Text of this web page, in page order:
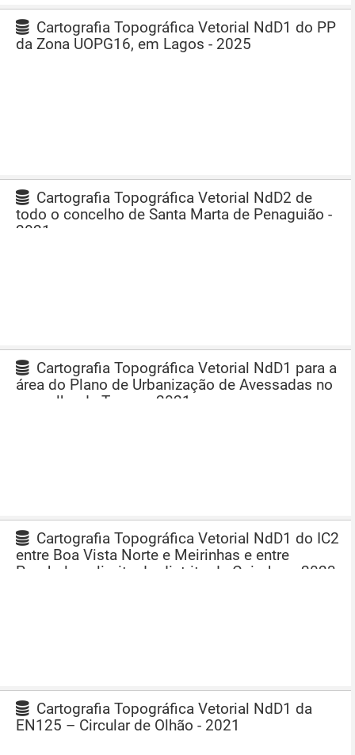
Cartografia Topográfica Vetorial NdD1 do PP
da Zona UOPG16, em Lagos - 2025
Cartografia Topográfica Vetorial NdD2 de
todo o concelho de Santa Marta de Penaguião -
2021
Cartografia Topográfica Vetorial NdD1 para a
área do Plano de Urbanização de Avessadas no
concelho de Tomar - 2021
Cartografia Topográfica Vetorial NdD1 do IC2
entre Boa Vista Norte e Meirinhas e entre
Pombal e o limite do distrito de Coimbra - 2023
Cartografia Topográfica Vetorial NdD1 da
EN125 – Circular de Olhão - 2021